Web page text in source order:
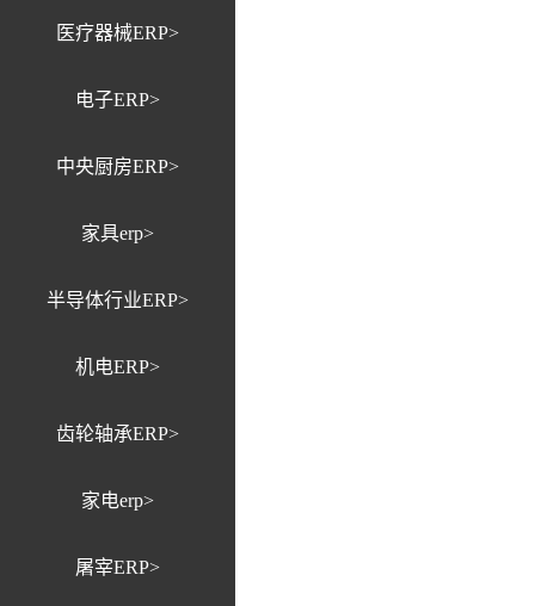
医疗器械ERP>
电子ERP>
中央厨房ERP>
家具erp>
半导体行业ERP>
机电ERP>
齿轮轴承ERP>
家电erp>
屠宰ERP>